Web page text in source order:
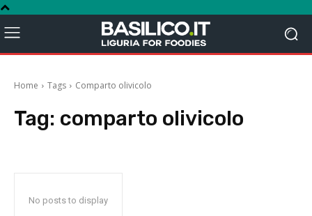
Home Tags Comparto olivicolo
Tag: comparto olivicolo
No posts to display